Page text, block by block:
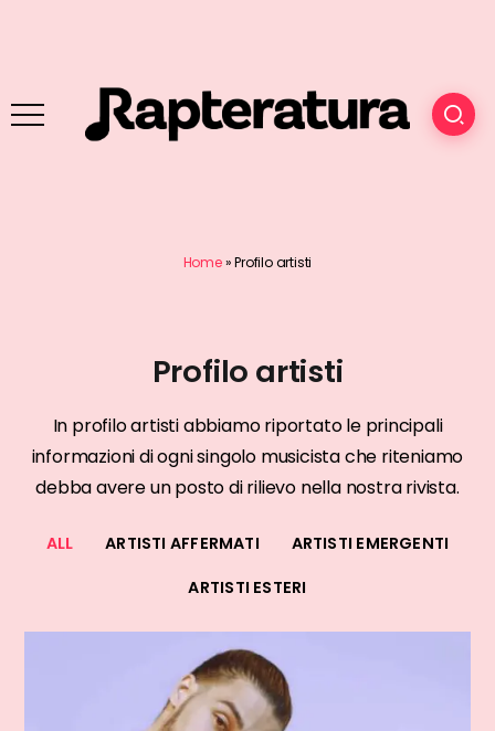
Home»Profilo artisti
Profilo artisti
In profilo artisti abbiamo riportato le principali
informazioni di ogni singolo musicista che riteniamo
debba avere un posto di rilievo nella nostra rivista.
ALL ARTISTI AFFERMATI ARTISTI EMERGENTI
ARTISTI ESTERI